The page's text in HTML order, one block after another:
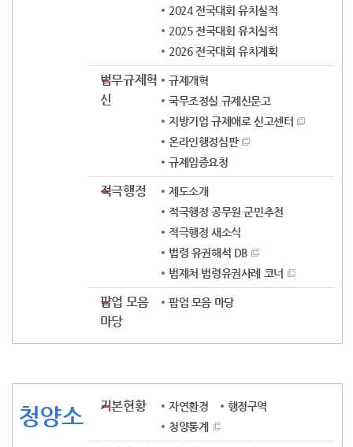
2024 전국대회 유치실적
2025 전국대회 유치실적
2026 전국대회 유치계획
법무규제혁
신
규제개혁
국무조정실 규제신문고
지방기업 규제애로 신고센터
온라인행정심판
규제입증요청
적극행정
제도소개
적극행정 공무원 군민추천
적극행정 새소식
법령 유권해석 DB
법제처 법령유권사례 코너
팝업 모음
마당
팝업 모음 마당
청양소 기본현황 자연환경
행정구역
청양통계